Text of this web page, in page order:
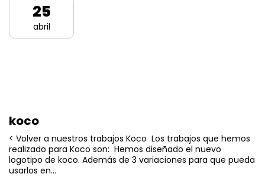
25
abril
koco
< Volver a nuestros trabajos Koco Los trabajos que hemos
realizado para Koco son: Hemos diseñado el nuevo
logotipo de koco. Además de 3 variaciones para que pueda
usarlos en…